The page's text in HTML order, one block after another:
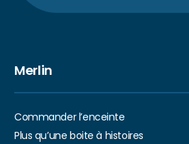
Merlin
Commander l’enceinte
Plus qu’une boite à histoires